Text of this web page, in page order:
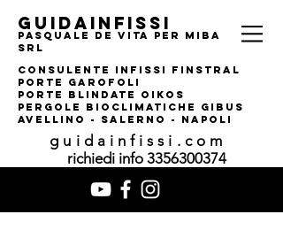
guidainfissi
pasquale de vita per MIBA
srl
consulente infissi finstral
porte garofoli
PORTE BLINDATE OIKOS
pERGOLE bIOCLIMATI CHE gIBUS
AVELLINO - SALERNO - NAPOLI
guidainfissi.com
richiedi info 3356300374